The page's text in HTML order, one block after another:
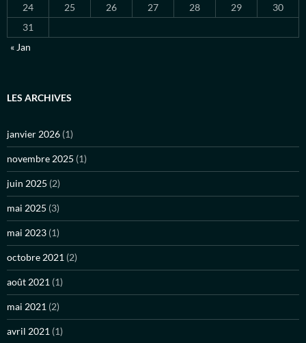
24
25 26 27 28 29
30
31
« Jan
LES ARCHIVES
janvier 2026 (1)
novembre 2025 (1)
juin 2025 (2)
mai 2025 (3)
mai 2023 (1)
octobre 2021 (2)
août 2021 (1)
mai 2021 (2)
avril 2021 (1)